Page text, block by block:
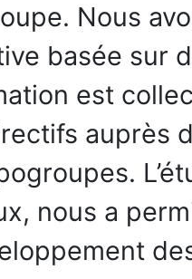
Nous
basée sur
est
auprès
nous a